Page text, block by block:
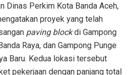
Dinas Perkim Kota Banda Aceh,
proyek yang telah
paving blockdi Gampong
Raya, dan Gampong Punge
Baru. Kedua lokasi tersebut
pekerjaan dengan panjang total